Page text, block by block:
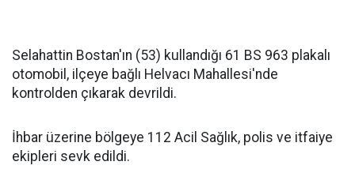
Selahattin Bostan'ın (53) kullandığı 61 BS 963 plakalı
otomobil, ilçeye bağlı Helvacı Mahallesi'nde
kontrolden çıkarak devrildi.
İhbar üzerine bölgeye 112 Acil Sağlık, polis ve itfaiye
ekipleri sevk edildi.